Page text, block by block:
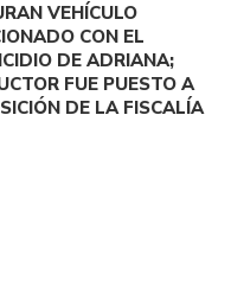
VEHÍCULO
CON EL
DE ADRIANA;
FUE PUESTO A
DE LA FISCALÍA